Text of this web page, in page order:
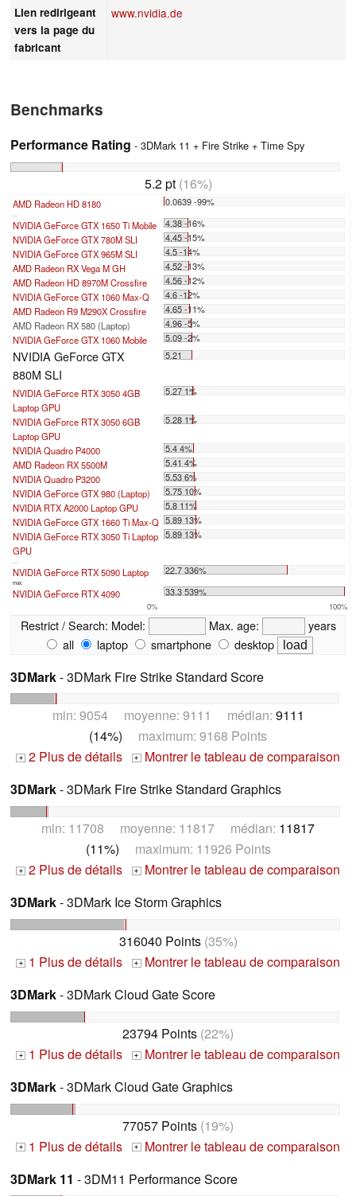
Lien redirigeant
vers la page du
fabricant
www.nvidia.de
Benchmarks
Performance Rating - 3DMark 11 + Fire Strike + Time Spy
5.2 pt(16%)
AMD Radeon HD 8180 0.0639 -99%
NVIDIA GeForce GTX 1650 Ti Mobile
4.38 -16%
NVIDIA GeForce GTX 780M SLI
4.45 -15%
NVIDIA GeForce GTX 965M SLI
4.5 -14%
AMD Radeon RX Vega M GH
4.52 -13%
AMD Radeon HD 8970M Crossfire
4.56 -12%
NVIDIA GeForce GTX 1060 Max-Q
4.6 -12%
AMD Radeon R9 M290X Crossfire
4.65 -11%
AMD Radeon RX 580 (Laptop)
4.96 -5%
NVIDIA GeForce GTX 1060 Mobile
5.09 -2%
NVIDIA GeForce GTX
880M SLI
5.21
NVIDIA GeForce RTX 3050 4GB
Laptop GPU
5.27 1%
NVIDIA GeForce RTX 3050 6GB
Laptop GPU
5.28 1%
NVIDIA Quadro P4000
5.4 4%
AMD Radeon RX 5500M
5.41 4%
NVIDIA Quadro P3200
5.53 6%
NVIDIA GeForce GTX 980 (Laptop)
5.75 10%
NVIDIA RTX A2000 Laptop GPU
5.8 11%
NVIDIA GeForce GTX 1660 Ti Max-Q 5.89 13%
NVIDIA GeForce RTX 3050 Ti Laptop
GPU
5.89 13%
NVIDIA GeForce RTX 5090 Laptop 22.7 336%
max:
NVIDIA GeForce RTX 4090 33.3 539%
0% 100%
Restrict / Search: Model: Max. age:
years
all
laptop smartphone desktop
3DMark- 3DMark Fire Strike Standard Score
min: 9054 moyenne: 9111 médian: 9111
(14%) maximum: 9168 Points
+ 2 Plus de détails + Montrer le tableau de comparaison
3DMark- 3DMark Fire Strike Standard Graphics
min: 11708 moyenne: 11817 médian: 11817
(11%) maximum: 11926 Points
+ 2 Plus de détails + Montrer le tableau de comparaison
3DMark- 3DMark Ice Storm Graphics
316040 Points(35%)
+ 1 Plus de détails + Montrer le tableau de comparaison
3DMark- 3DMark Cloud Gate Score
23794 Points (22%)
+ 1 Plus de détails + Montrer le tableau de comparaison
3DMark- 3DMark Cloud Gate Graphics
77057 Points (19%)
+ 1 Plus de détails + Montrer le tableau de comparaison
3DMark 11 - 3DM11 Performance Score